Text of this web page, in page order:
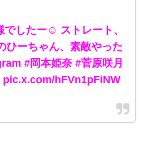
でしたー☺️ ストレート、
ひーちゃん、素敵やった
#岡本姫奈 #菅原咲月
pic.x.com/hFVn1pFiNW